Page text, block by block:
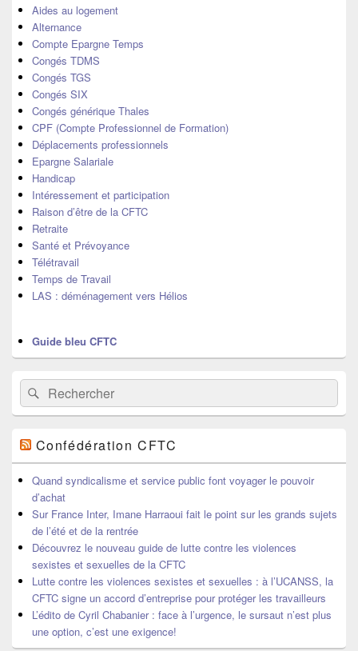
la
barre
latérale
Aides au logement
Alternance
Compte Epargne Temps
Congés TDMS
Congés TGS
Congés SIX
Congés générique Thales
CPF (Compte Professionnel de Formation)
Déplacements professionnels
Epargne Salariale
Handicap
Intéressement et participation
Raison d’être de la CFTC
Retraite
Santé et Prévoyance
Télétravail
Temps de Travail
LAS : déménagement vers Hélios
Guide bleu CFTC
Recherche :
Rechercher
Confédération CFTC
Quand syndicalisme et service public font voyager le pouvoir
d’achat
Sur France Inter, Imane Harraoui fait le point sur les grands sujets
de l’été et de la rentrée
Découvrez le nouveau guide de lutte contre les violences
sexistes et sexuelles de la CFTC
Lutte contre les violences sexistes et sexuelles : à l’UCANSS, la
CFTC signe un accord d’entreprise pour protéger les travailleurs
L’édito de Cyril Chabanier : face à l’urgence, le sursaut n’est plus
une option, c’est une exigence!